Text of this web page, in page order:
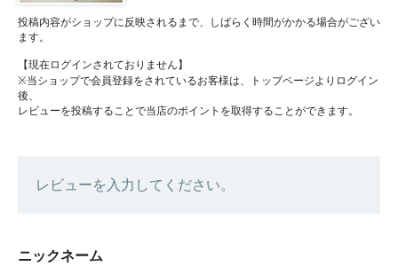
投稿内容がショップに反映されるまで、しばらく時間がかかる場合がござい
ます。
【現在ログインされておりません】
※当ショップで会員登録をされているお客様は、トップページよりログイン
後、
レビューを投稿することで当店のポイントを取得することができます。
レビューを入力してください。
ニックネーム